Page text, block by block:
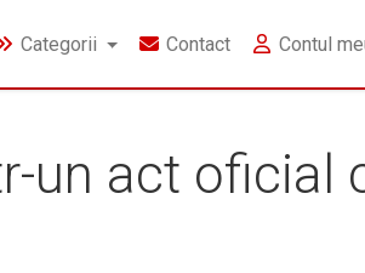
Categorii Contact Contul
un act oficial